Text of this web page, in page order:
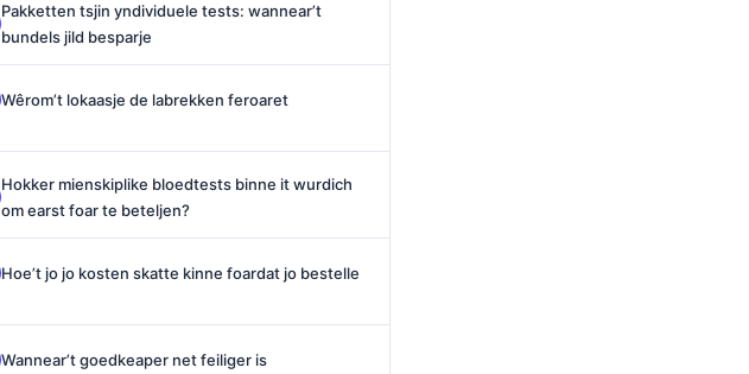
Pakketten tsjin yndividuele tests: wannear’t
bundels jild besparje
Wêrom’t lokaasje de labrekken feroaret
Hokker mienskiplike bloedtests binne it wurdich
om earst foar te beteljen?
Hoe’t jo jo kosten skatte kinne foardat jo bestelle
Wannear’t goedkeaper net feiliger is